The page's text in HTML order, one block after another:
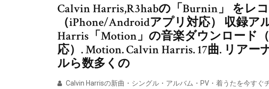
Calvin Harris,R3habの「Burnin」 をレ
（iPhone/Androidアプリ対応） 収録ア
Harris「Motion」の音楽ダウンロード
応）. Motion. Calvin Harris. 17曲. リア
ルら数多くの
Calvin Harrisの新曲・シングル・アルバム・PV・着うたを今すぐ